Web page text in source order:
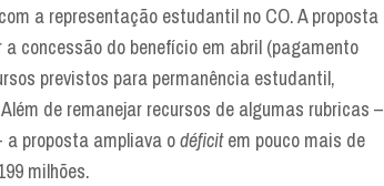
a representação estudantil no CO. A proposta
concessão do benefício em abril (pagamento
previstos para permanência estudantil,
de remanejar recursos de algumas rubricas –
proposta ampliava odéficitem pouco mais de
milhões.